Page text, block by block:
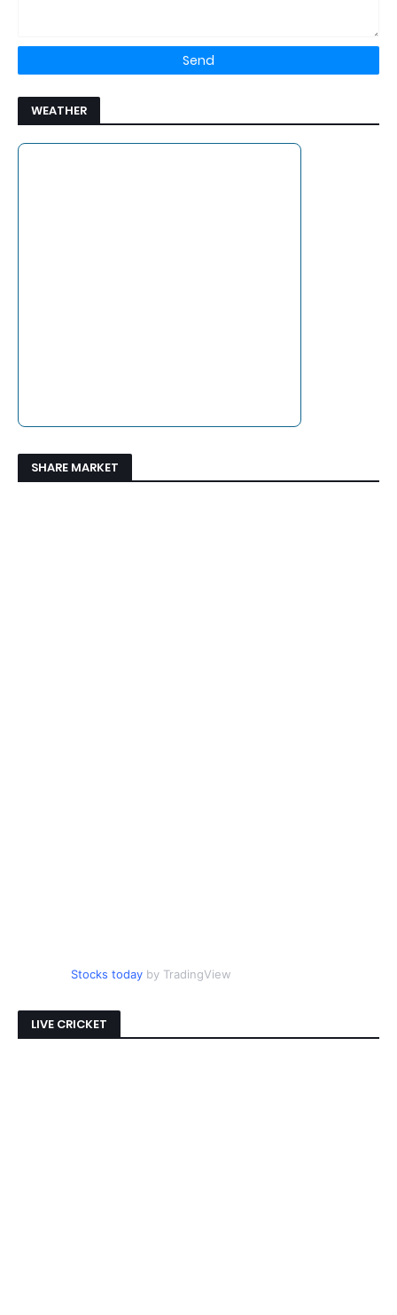
WEATHER
SHARE MARKET
Stocks todayby TradingView
LIVE CRICKET